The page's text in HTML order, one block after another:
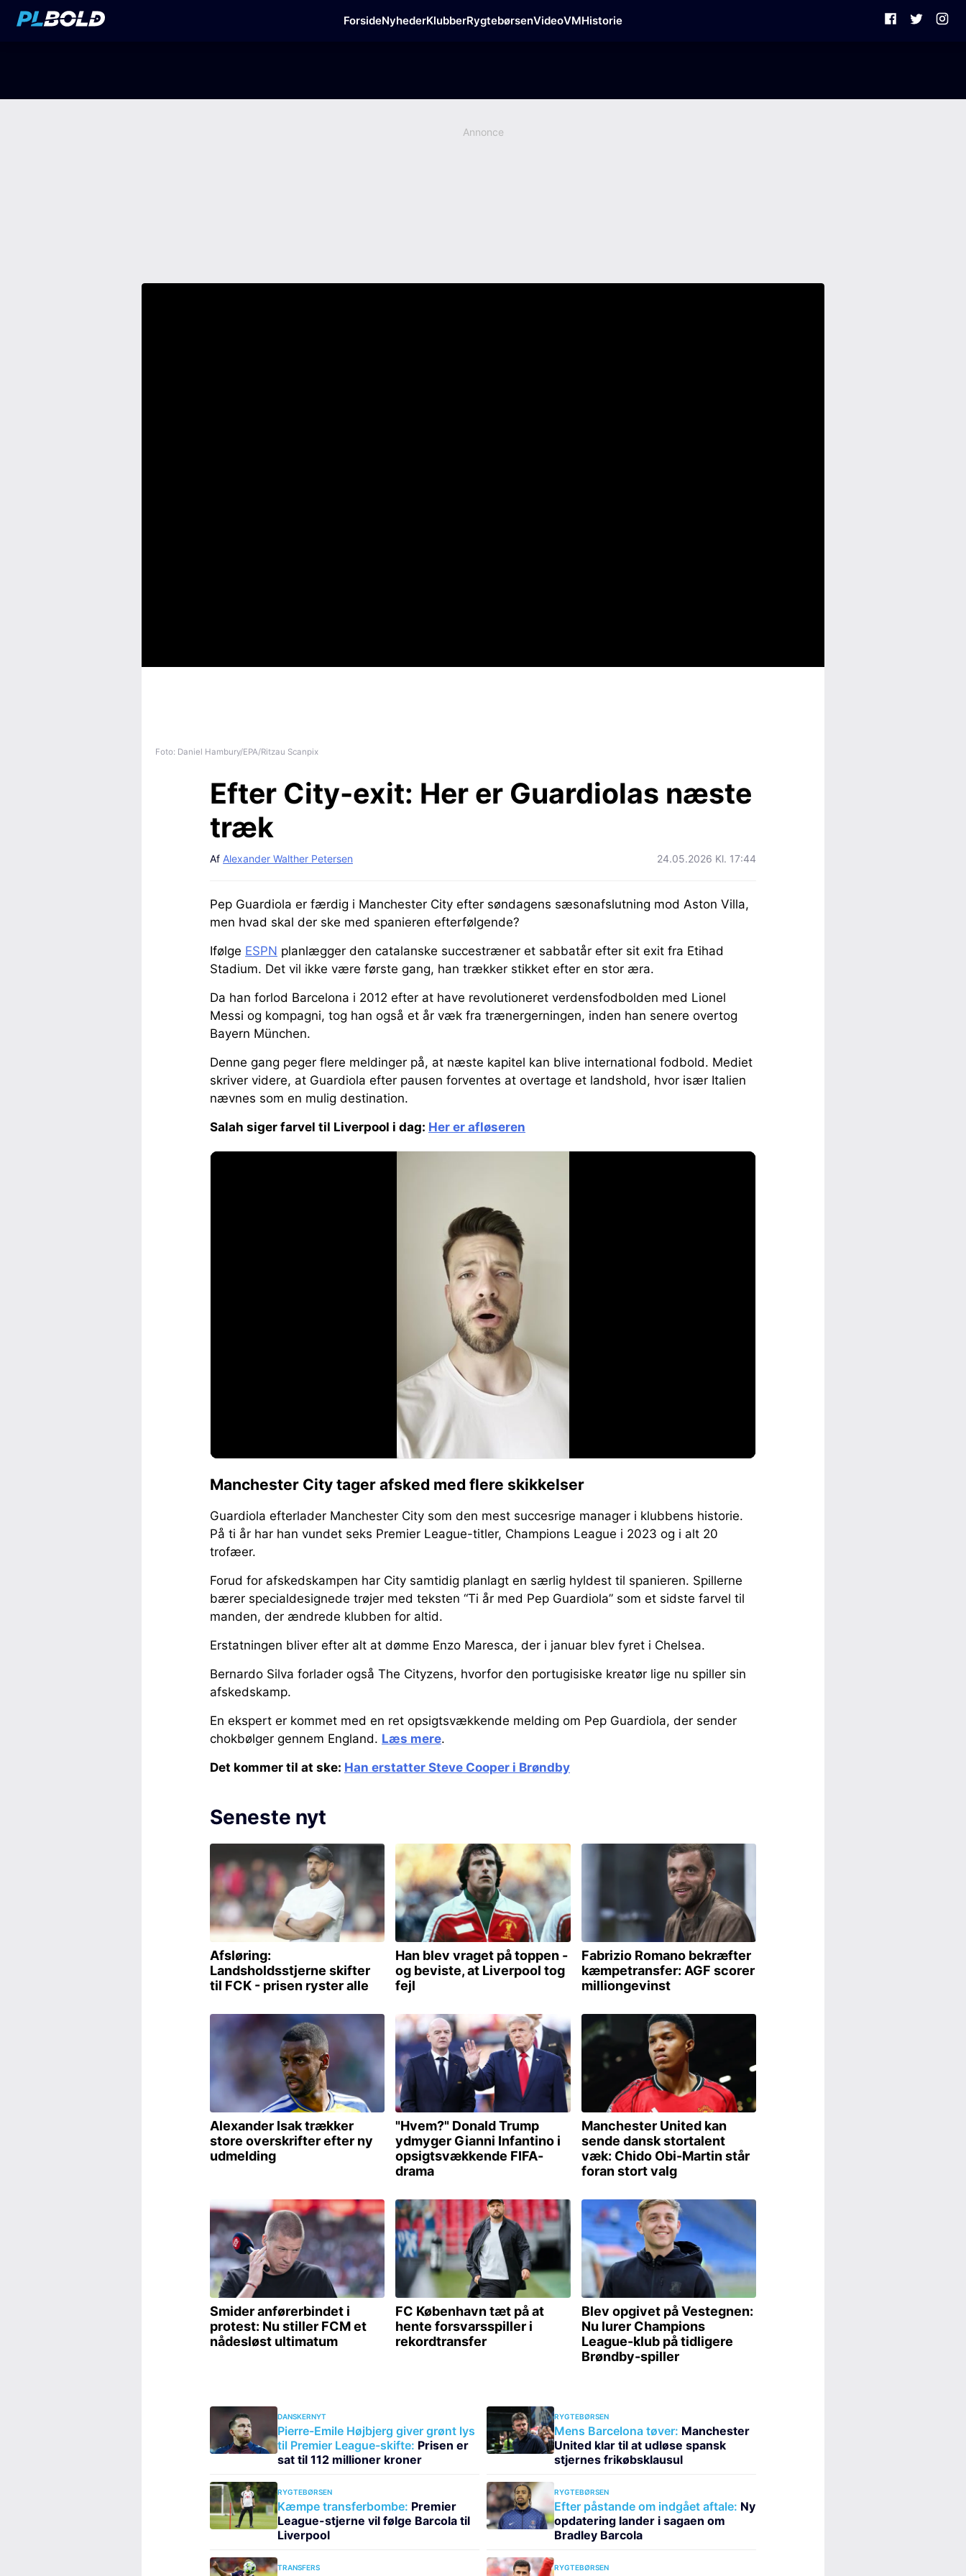
ForsideNyhederKlubberRygtebørsenVideoVMHistorie
Annonce
Foto: Daniel Hambury/EPA/Ritzau Scanpix
Efter City-exit: Her er Guardiolas næste
træk
Af Alexander Walther Petersen 24.05.2026 Kl. 17:44
Pep Guardiola er færdig i Manchester City efter søndagens sæsonafslutning mod Aston Villa,
men hvad skal der ske med spanieren efterfølgende?
Ifølge ESPN planlægger den catalanske succestræner et sabbatår efter sit exit fra Etihad
Stadium. Det vil ikke være første gang, han trækker stikket efter en stor æra.
Da han forlod Barcelona i 2012 efter at have revolutioneret verdensfodbolden med Lionel
Messi og kompagni, tog han også et år væk fra trænergerningen, inden han senere overtog
Bayern München.
Denne gang peger flere meldinger på, at næste kapitel kan blive international fodbold. Mediet
skriver videre, at Guardiola efter pausen forventes at overtage et landshold, hvor især Italien
nævnes som en mulig destination.
Salah siger farvel til Liverpool i dag: Her er afløseren
Manchester City tager afsked med flere skikkelser
Guardiola efterlader Manchester City som den mest succesrige manager i klubbens historie.
På ti år har han vundet seks Premier League-titler, Champions League i 2023 og i alt 20
trofæer.
Forud for afskedskampen har City samtidig planlagt en særlig hyldest til spanieren. Spillerne
bærer specialdesignede trøjer med teksten “Ti år med Pep Guardiola” som et sidste farvel til
manden, der ændrede klubben for altid.
Erstatningen bliver efter alt at dømme Enzo Maresca, der i januar blev fyret i Chelsea.
Bernardo Silva forlader også The Cityzens, hvorfor den portugisiske kreatør lige nu spiller sin
afskedskamp.
En ekspert er kommet med en ret opsigtsvækkende melding om Pep Guardiola, der sender
chokbølger gennem England. Læs mere.
Det kommer til at ske: Han erstatter Steve Cooper i Brøndby
Seneste nyt
DANSKERNYT
Pierre-Emile Højbjerg giver grønt lys
til Premier League-skifte: Prisen er
sat til 112 millioner kroner
RYGTEBØRSEN
Mens Barcelona tøver: Manchester
United klar til at udløse spansk
stjernes frikøbsklausul
RYGTEBØRSEN
Kæmpe transferbombe: Premier
League-stjerne vil følge Barcola til
Liverpool
RYGTEBØRSEN
Efter påstande om indgået aftale: Ny
opdatering lander i sagaen om
Bradley Barcola
TRANSFERS RYGTEBØRSEN